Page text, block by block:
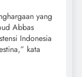
yang
Abbas
Indonesia
kata